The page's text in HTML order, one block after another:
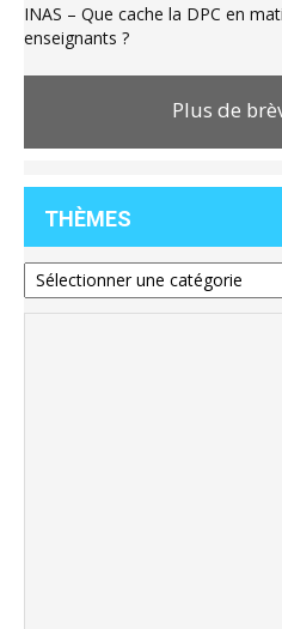
INAS – Que cache la DPC en
enseignants ?
Plus de
THÈMES
Thèmes